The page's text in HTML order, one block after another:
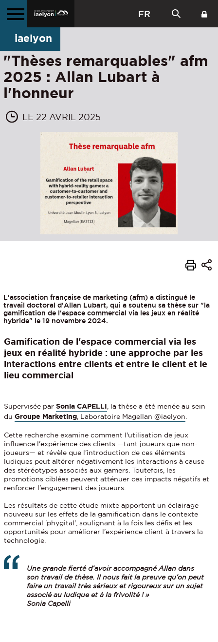
FR
iaelyon
"Thèses remarquables" afm
2025 : Allan Lubart à
l'honneur
LE 22 AVRIL 2025
L'association française de marketing (afm) a distingué le
travail doctoral d'Allan Lubart, qui a soutenu sa thèse sur "la
gamification de l'espace commercial via les jeux en réalité
hybride" le 19 novembre 2024.
Gamification de l'espace commercial via les
jeux en réalité hybride : une approche par les
interactions entre clients et entre le client et le
lieu commercial
Supervisée parSonia CAPELLI , la thèse a été menée au sein
duGroupe Marketing , Laboratoire Magellan @iaelyon
Cette recherche examine comment l'utilisation de jeux
influence l'expérience des clients —tant joueurs que non-
joueurs— et révèle que l'introduction de ces éléments
ludiques peut altérer négativement les interactions à cause
des stéréotypes associés aux gamers. Toutefois, les
promotions ciblées peuvent atténuer ces impacts négatifs et
renforcer l'engagement des joueurs.
Les résultats de cette étude mixte apportent un éclairage
nouveau sur les effets de la gamification dans le contexte
commercial 'phygital', soulignant à la fois les défis et les
opportunités pour améliorer l'expérience client à travers la
technologie.
Une grande fierté d’avoir accompagné Allan dans
son travail de thèse. Il nous fait la preuve qu’on peut
faire un travail très sérieux et rigoureux sur un sujet
associé au ludique et à la frivolité ! »
Sonia Capelli